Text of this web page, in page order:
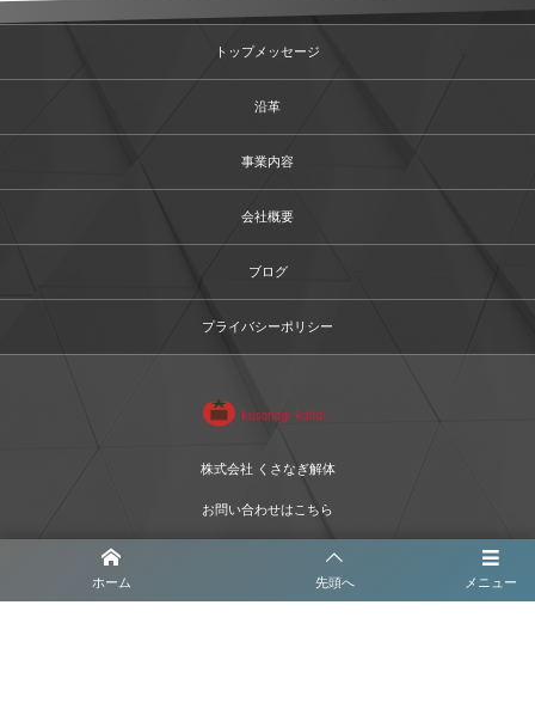
メニュー
ホーム 先頭へ
トップメッセージ
沿革
事業内容
会社概要
ブログ
プライバシーポリシー
株式会社 くさなぎ解体
お問い合わせはこちら